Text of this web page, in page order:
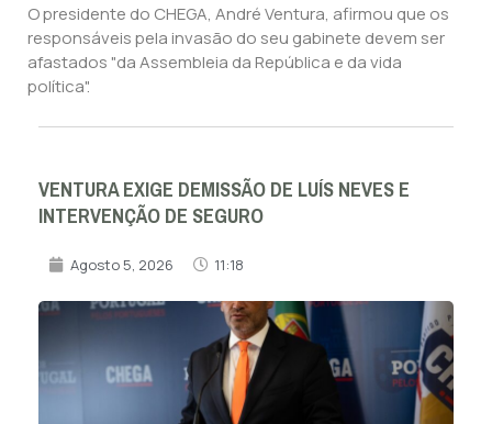
O presidente do CHEGA, André Ventura, afirmou que os
responsáveis pela invasão do seu gabinete devem ser
afastados "da Assembleia da República e da vida
política".
VENTURA EXIGE DEMISSÃO DE LUÍS NEVES E
INTERVENÇÃO DE SEGURO
Agosto 5, 2026 11:18